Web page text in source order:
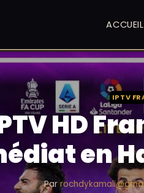
ACCUEIL
IPTV
HD
en
Par